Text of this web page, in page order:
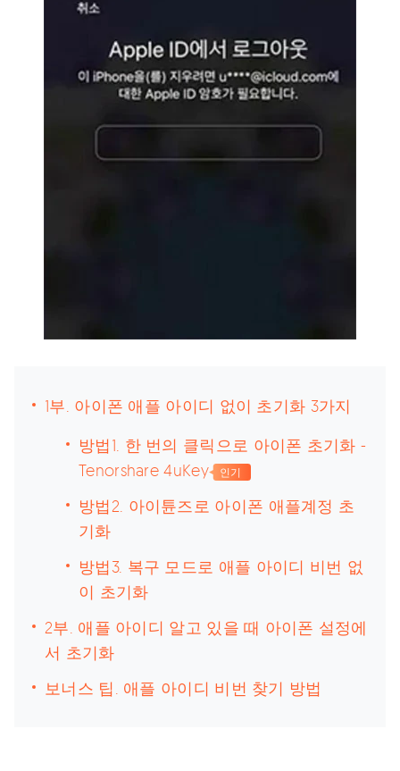
1부. 아이폰 애플 아이디 없이 초기화 3가지
방법1. 한 번의 클릭으로 아이폰 초기화 -
Tenorshare 4uKey
인기
방법2. 아이튠즈로 아이폰 애플계정 초
기화
방법3. 복구 모드로 애플 아이디 비번 없
이 초기화
2부. 애플 아이디 알고 있을 때 아이폰 설정에
서 초기화
보너스 팁. 애플 아이디 비번 찾기 방법